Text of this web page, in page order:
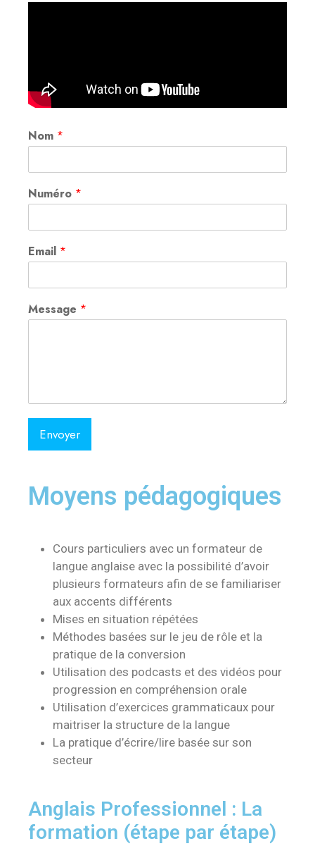
Nom *
Numéro *
Email *
Message *
Envoyer
Moyens pédagogiques
Cours particuliers avec un formateur de
langue anglaise avec la possibilité d’avoir
plusieurs formateurs afin de se familiariser
aux accents différents
Mises en situation répétées
Méthodes basées sur le jeu de rôle et la
pratique de la conversion
Utilisation des podcasts et des vidéos pour
progression en compréhension orale
Utilisation d’exercices grammaticaux pour
maitriser la structure de la langue
La pratique d’écrire/lire basée sur son
secteur
Anglais Professionnel : La
formation (étape par étape)